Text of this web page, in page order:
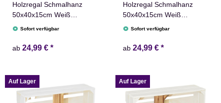
Holzregal Schmalhanz
50x40x15cm Weiß
Geflammt 2x Kurzes Regal
Sofort verfügbar
ab 24,99 € *
Holzregal Schmalhanz
50x40x15cm Weiß
Geflammt 2x Langes Regal
Sofort verfügbar
ab 24,99 € *
Auf Lager Auf Lager